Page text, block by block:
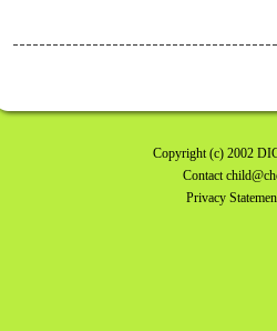
Copyright(c) 2002
Contact
Privacy